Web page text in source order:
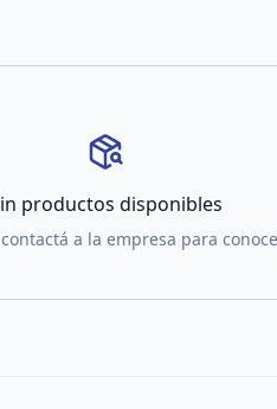
productos disponibles
a la empresa para